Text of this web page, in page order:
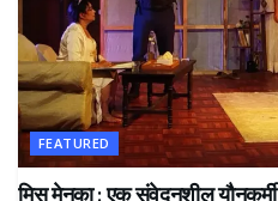
FEATURED
मिस मेनुका : एक संवेदनशील यौनकर्मी